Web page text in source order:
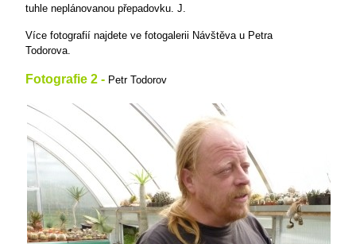
tuhle neplánovanou přepadovku. J.
Více fotografií najdete ve fotogalerii Návštěva u Petra
Todorova.
Fotografie 2 - Petr Todorov